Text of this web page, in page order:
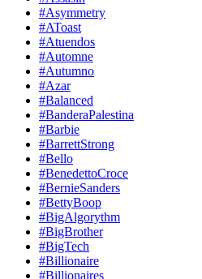
#Asymmetry
#AToast
#Atuendos
#Automne
#Autumno
#Azar
#Balanced
#BanderaPalestina
#Barbie
#BarrettStrong
#Bello
#BenedettoCroce
#BernieSanders
#BettyBoop
#BigAlgorythm
#BigBrother
#BigTech
#Billionaire
#Billionaires